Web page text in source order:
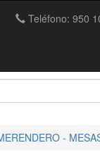
Teléfono: 950
-